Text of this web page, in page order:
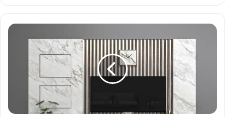
sit
esi